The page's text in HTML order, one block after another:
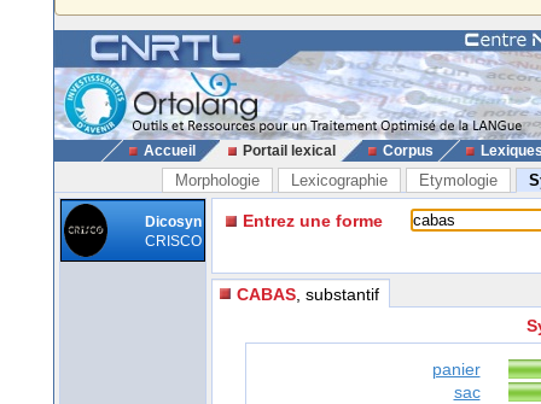
Accueil Portail lexical Corpus
Morphologie Lexicographie Etymologie
Dicosyn
CRISCO
Entrez une forme
CABAS , substantif
panier
sac